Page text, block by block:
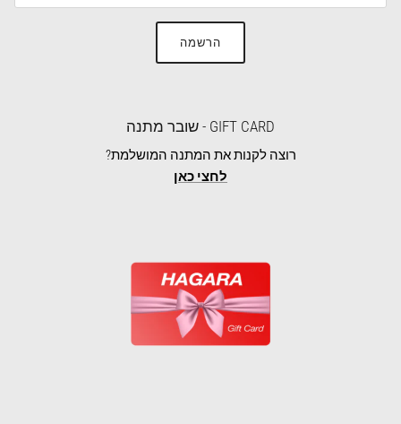
הרשמה
GIFT CARD - שובר מתנה
רוצה לקנות את המתנה המושלמת?
לחצי כאן